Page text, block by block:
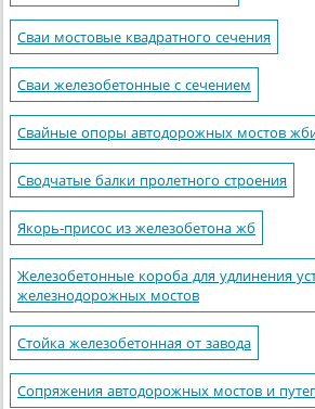
Сваи мостовые квадратного сечения
Сваи железобетонные с сечением
Свайные опоры автодорожных мостов
Сводчатые балки пролетного строения
Якорь-присос из железобетона жб
Железобетонные короба для удлинения
железнодорожных мостов
Стойка железобетонная от завода
Сопряжения автодорожных мостов и